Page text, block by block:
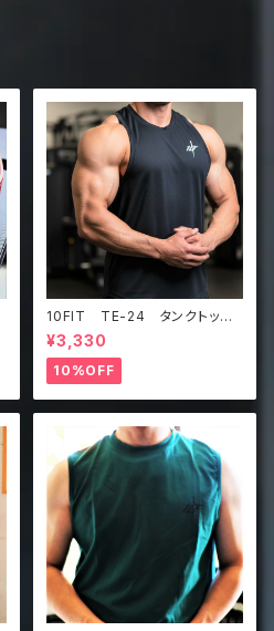
10FIT TE-24 タンクトッ
プ メッシュ ジムウェア トレ
ーニング 筋トレ 黒 Tankt
op
¥3,330
10%OFF